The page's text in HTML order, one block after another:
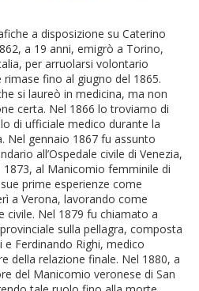
a disposizione su Caterino
a 19 anni, emigrò a Torino,
per arruolarsi volontario
rimase fino al giugno del 1865.
si laureò in medicina, ma non
certa. Nel 1866 lo troviamo di
di ufficiale medico durante la
Nel gennaio 1867 fu assunto
all’Ospedale civile di Venezia,
al Manicomio femminile di
prime esperienze come
a Verona, lavorando come
civile. Nel 1879 fu chiamato a
sulla pellagra, composta
Ferdinando Righi, medico
della relazione finale. Nel 1880, a
del Manicomio veronese di San